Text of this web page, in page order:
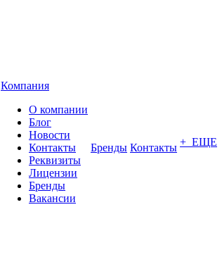
Компания
О компании
Блог
Новости
Контакты
Реквизиты
Лицензии
Бренды
Вакансии
Бренды Контакты + ЕЩЕ